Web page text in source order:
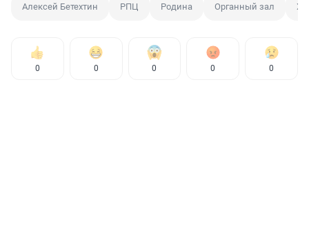
Алексей Бетехтин РПЦ Родина Органный зал
0 0 0 0 0